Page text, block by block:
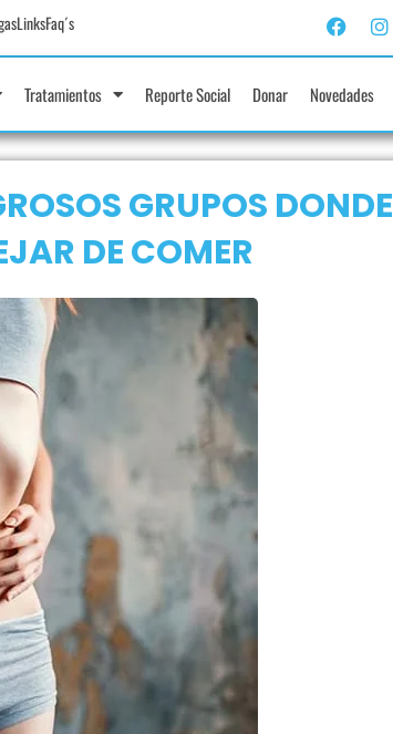
LinksFaq´s
Tratamientos Reporte Social Donar Novedades
GRUPOS DONDE
DE COMER